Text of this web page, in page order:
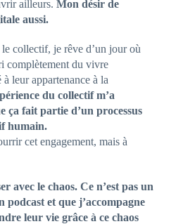
ailleurs. Mon désir de
aussi.
collectif, je rêve d’un jour où
complètement du vivre
leur appartenance à la
du collectif m’a
ça fait partie d’un processus
humain.
cet engagement, mais à
avec le chaos. Ce n’est pas un
podcast et que j’accompagne
leur vie grâce à ce chaos